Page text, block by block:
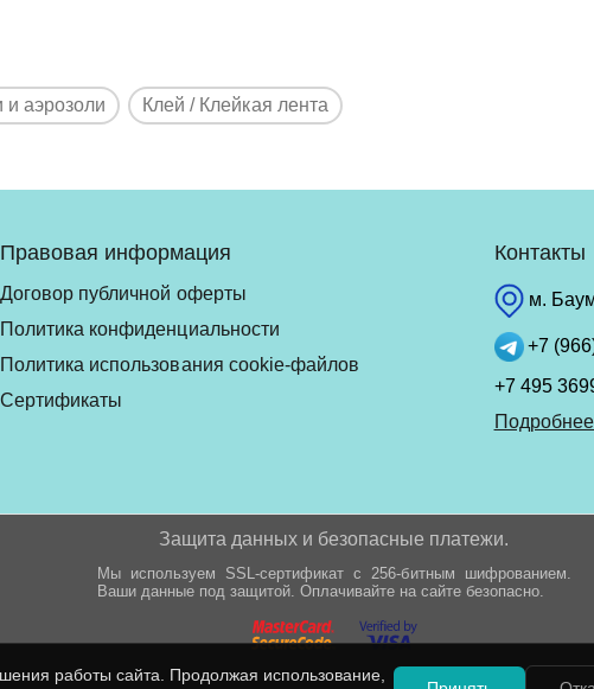
и аэрозоли Клей / Клейкая лента
Правовая информация
Договор публичной оферты
Политика конфиденциальности
Политика использования cookie-файлов
Сертификаты
Контакты
м.
+7
+7 495
Подробнее
Защита данных и безопасные платежи.
Мы используем SSL-сертификат с 256-битным шифрованием.
Ваши данные под защитой. Оплачивайте на сайте безопасно.
работы сайта. Продолжая использование,